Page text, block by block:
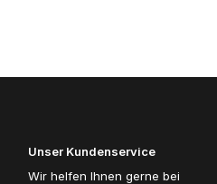
Unser Kundenservice
Wir helfen Ihnen gerne bei